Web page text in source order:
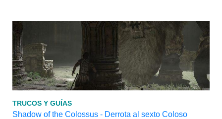
TRUCOS Y GUÍAS
Shadow of the Colossus - Derrota al sexto Coloso